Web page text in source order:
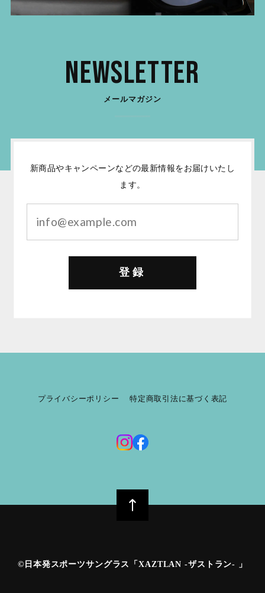
Newsletter
メールマガジン
新商品やキャンペーンなどの最新情報をお届けいたし
ます。
登録
プライバシーポリシー 特定商取引法に基づく表記
©︎日本発スポーツサングラス「XAZTLAN -ザストラン- 」